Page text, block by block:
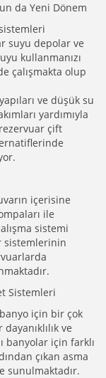
da Yeni Dönem
suyu depolar ve
kullanmanızı
çalışmakta olup
ve düşük su
yardımıyla
çift
içerisine
ile
sistemi
sistemlerinin
Sistemleri
için bir çok
ve
banyolar için farklı
çıkan asma
sunulmaktadır.